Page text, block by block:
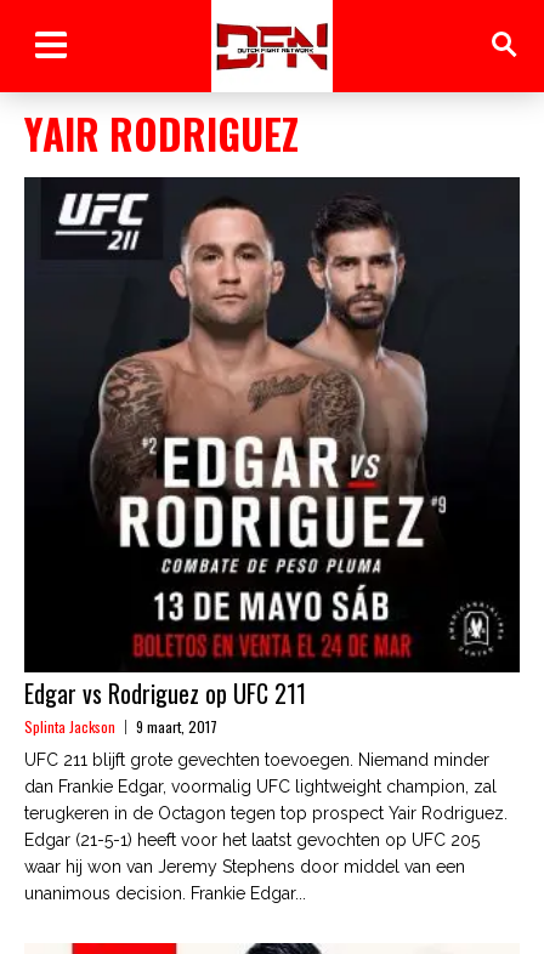
YAIR RODRIGUEZ
Edgar vs Rodriguez op UFC 211
Splinta Jackson 9 maart, 2017
UFC 211 blijft grote gevechten toevoegen. Niemand minder
dan Frankie Edgar, voormalig UFC lightweight champion, zal
terugkeren in de Octagon tegen top prospect Yair Rodriguez.
Edgar (21-5-1) heeft voor het laatst gevochten op UFC 205
waar hij won van Jeremy Stephens door middel van een
unanimous decision. Frankie Edgar...